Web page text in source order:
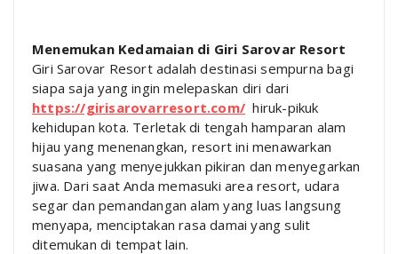
Menemukan Kedamaian di Giri Sarovar Resort
Giri Sarovar Resort adalah destinasi sempurna bagi
siapa saja yang ingin melepaskan diri dari
https://girisarovarresort.com/ hiruk-pikuk
kehidupan kota. Terletak di tengah hamparan alam
hijau yang menenangkan, resort ini menawarkan
suasana yang menyejukkan pikiran dan menyegarkan
jiwa. Dari saat Anda memasuki area resort, udara
segar dan pemandangan alam yang luas langsung
menyapa, menciptakan rasa damai yang sulit
ditemukan di tempat lain.